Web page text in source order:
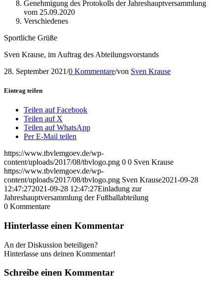
Genehmigung des Protokolls der Jahreshauptversammlung
vom 25.09.2020
Verschiedenes
Sportliche Grüße
Sven Krause, im Auftrag des Abteilungsvorstands
28. September 2021/0 Kommentare/von Sven Krause
Eintrag teilen
Teilen auf Facebook
Teilen auf X
Teilen auf WhatsApp
Per E-Mail teilen
https://www.tbvlemgoev.de/wp-
content/uploads/2017/08/tbvlogo.png 0 0 Sven Krause
https://www.tbvlemgoev.de/wp-
content/uploads/2017/08/tbvlogo.png Sven Krause2021-09-28
12:47:272021-09-28 12:47:27Einladung zur
Jahreshauptversammlung der Fußballabteilung
0 Kommentare
Hinterlasse einen Kommentar
An der Diskussion beteiligen?
Hinterlasse uns deinen Kommentar!
Schreibe einen Kommentar